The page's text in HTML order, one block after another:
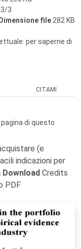
3
Dimensione file 282 KB
per saperne di
CITAMI
di questo
(e
indicazioni per
Credits
PDF